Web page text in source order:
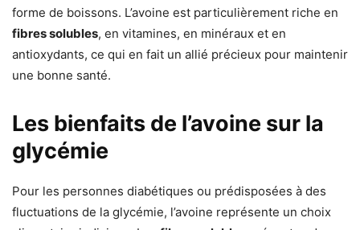
forme de boissons. L’avoine est particulièrement riche en
fibres solubles, en vitamines, en minéraux et en
antioxydants, ce qui en fait un allié précieux pour maintenir
une bonne santé.
Les bienfaits de l’avoine sur la
glycémie
Pour les personnes diabétiques ou prédisposées à des
fluctuations de la glycémie, l’avoine représente un choix